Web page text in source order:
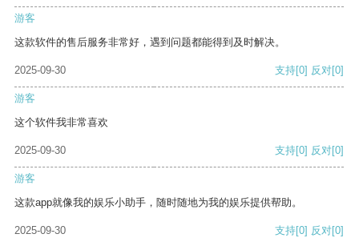
游客
这款软件的售后服务非常好，遇到问题都能得到及时解决。
2025-09-30 支持[0] 反对[0]
游客
这个软件我非常喜欢
2025-09-30 支持[0] 反对[0]
游客
这款app就像我的娱乐小助手，随时随地为我的娱乐提供帮助。
2025-09-30 支持[0] 反对[0]